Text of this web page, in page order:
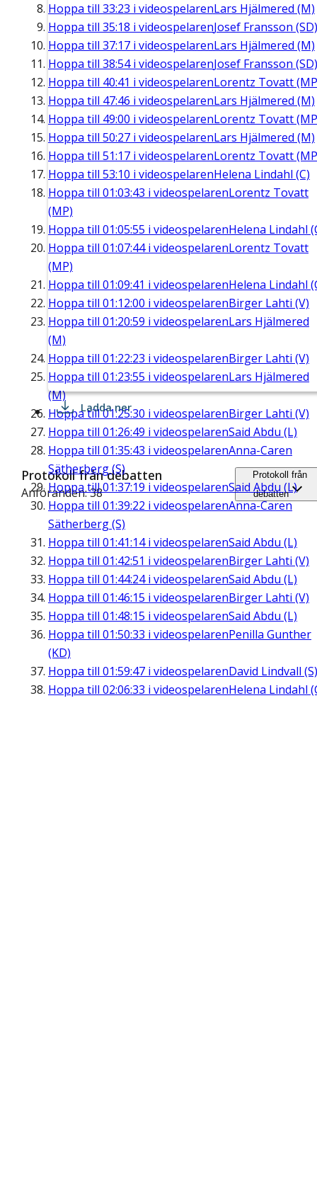
Hoppa till 33:23 i videospelarenLars Hjälmered (M)
Hoppa till 35:18 i videospelarenJosef Fransson (SD)
Hoppa till 37:17 i videospelarenLars Hjälmered (M)
Hoppa till 38:54i videospelarenJosef Fransson (SD)
Hoppa till 40:41 i videospelarenLorentz Tovatt
Hoppa till 47:46 i videospelarenLars Hjälmered (M)
Hoppa till 49:00 i videospelarenLorentz Tovatt
Hoppa till 50:27 i videospelarenLars Hjälmered (M)
Hoppa till 51:17 i videospelarenLorentz Tovatt
Hoppa till 53:10 i videospelarenHelena Lindahl (C)
Hoppa till 01:03:43 i videospelarenLorentz Tovatt
(MP)
Hoppa till 01:05:55 i videospelarenHelena Lindahl
Hoppa till 01:07:44i videospelarenLorentz Tovatt
(MP)
Hoppa till 01:09:41 i videospelarenHelena Lindahl
Hoppa till 01:12:00 i videospelarenBirger Lahti (V)
Hoppa till 01:20:59 i videospelarenLars Hjälmered
(M)
Hoppa till 01:22:23 i videospelarenBirger Lahti (V)
Hoppa till 01:23:55 i videospelarenLars Hjälmered
(M)
Hoppa till01:25:30 i videospelarenBirger Lahti (V)
Hoppa till 01:26:49 i videospelarenSaid Abdu (L)
Hoppa till 01:35:43 i videospelarenAnna-Caren
Sätherberg (S)
Hoppa till01:37:19 i videospelarenSaid Abdu (L)
Hoppa till 01:39:22 i videospelarenAnna-Caren
Sätherberg (S)
Hoppa till 01:41:14i videospelarenSaid Abdu (L)
Hoppa till 01:42:51 i videospelarenBirger Lahti (V)
Hoppa till 01:44:24i videospelarenSaid Abdu (L)
Hoppa till 01:46:15 i videospelarenBirger Lahti (V)
Hoppa till 01:48:15 i videospelarenSaid Abdu (L)
Hoppa till 01:50:33 i videospelarenPenilla Gunther
(KD)
Hoppa till 01:59:47 i videospelarenDavid Lindvall (S)
Hoppa till 02:06:33 i videospelarenHelena Lindahl
Ladda ner
Protokoll från debatten
Anföranden: 38
Protokoll från
debatten